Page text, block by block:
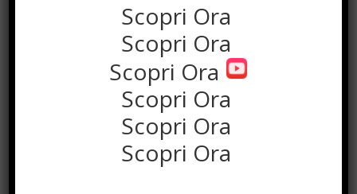
Scopri Ora
Scopri Ora
Scopri Ora
Scopri Ora
Scopri Ora
Scopri Ora